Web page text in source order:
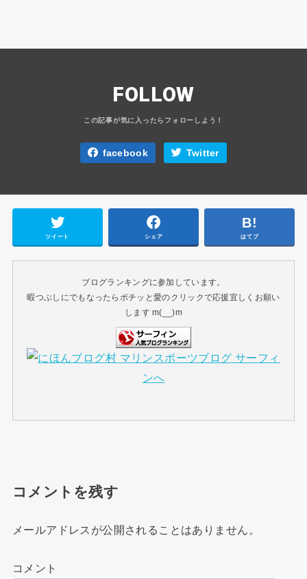
FOLLOW
facebook Twitter
ツイート シェア はてブ
ブログランキングに参加しています。
暇つぶしにでもなったらポチッと愛のクリックで応援宜しくお願い
します m(__)m
コメントを残す
メールアドレスが公開されることはありません。
コメント